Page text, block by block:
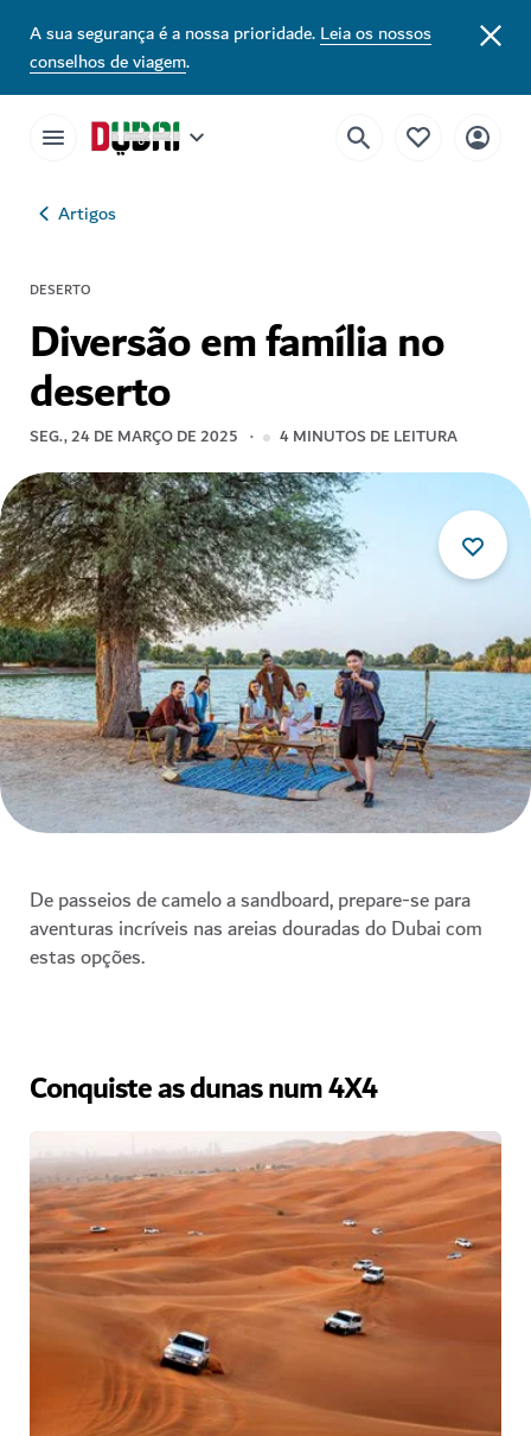
A sua segurança é a nossa prioridade.Leia os nossos
conselhos de viagem.
Artigos
DESERTO
Diversão em família no
deserto
SEG., 24 DE MARÇO DE 2025 4MINUTOS DE LEITURA
De passeios de camelo a sandboard, prepare-se para
aventuras incríveis nas areias douradas do Dubai com
estas opções.
Conquiste as dunas num 4X4